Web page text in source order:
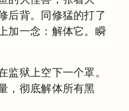
后背。同修猛的打了
加一念：解体它。瞬
监狱上空下一个罩。
，彻底解体所有黑